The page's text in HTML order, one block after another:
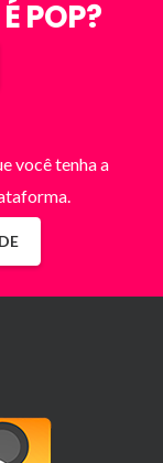
POP?
você tenha a